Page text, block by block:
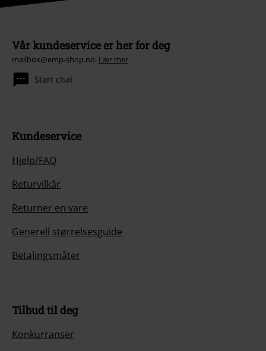
Vår kundeservice er her for deg
mailbox@emp-shop.no. Lær mer
Start chat
Kundeservice
Hjelp/FAQ
Returvilkår
Returner en vare
Generell størrelsesguide
Betalingsmåter
Tilbud til deg
Konkurranser